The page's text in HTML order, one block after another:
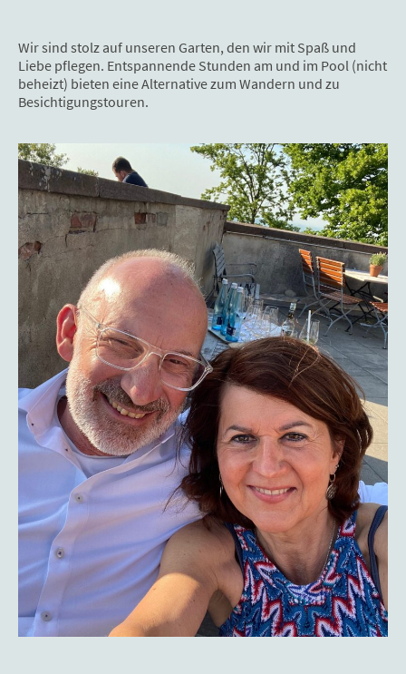
Wir sind stolz auf unseren Garten, den wir mit Spaß und
Liebe pflegen. Entspannende Stunden am und im Pool (nicht
beheizt) bieten eine Alternative zum Wandern und zu
Besichtigungstouren.